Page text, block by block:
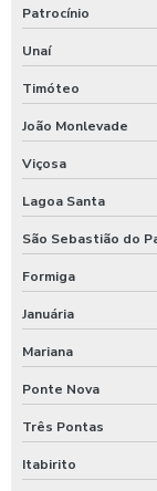
Maquina de jogar
Maquina de lavar
Máquina para lavar
Máquina para lavar
Maquina para lavar
Máquina de lavar
Máquina de lavar
Maquinas para
Maquinas para
Melhores produtos
Patrocínio
Unaí
Timóteo
João Monlevade
Viçosa
Lagoa Santa
São Sebastião do
Formiga
Januária
Mariana
Ponte Nova
Três Pontas
Itabirito